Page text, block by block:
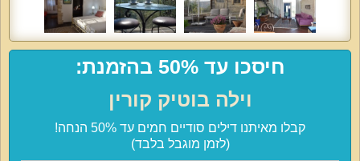
חיסכו עד 50% בהזמנת:
וילה בוטיק קורין
קבלו מאיתנו דילים סודיים חמים עד 50% הנחה!
(לזמן מוגבל בלבד)